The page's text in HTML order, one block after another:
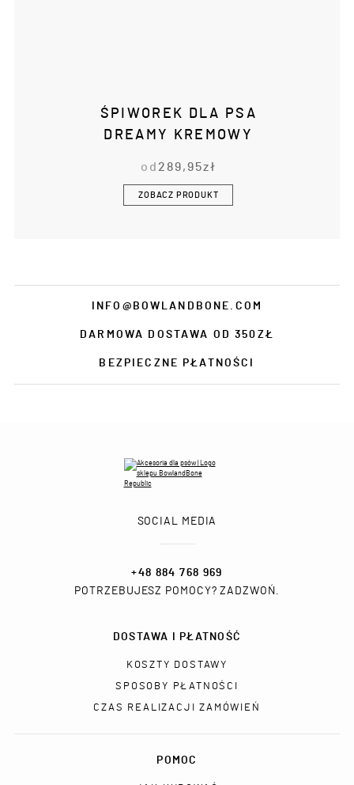
ŚPIWOREK DLA PSA
DREAMY KREMOWY
od 289,95zł
ZOBACZ PRODUKT
INFO@BOWLANDBONE.COM
DARMOWA DOSTAWA OD 350ZŁ
BEZPIECZNE PŁATNOŚCI
SOCIAL MEDIA
+48 884 768 969
POTRZEBUJESZ POMOCY? ZADZWOŃ.
DOSTAWA I PŁATNOŚĆ
KOSZTY DOSTAWY
SPOSOBY PŁATNOŚCI
CZAS REALIZACJI ZAMÓWIEŃ
POMOC